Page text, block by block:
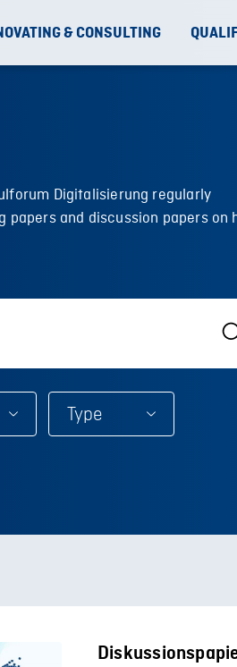
& CONSULTING
Digitalisierung regularly
papers and discussion papers on
Type